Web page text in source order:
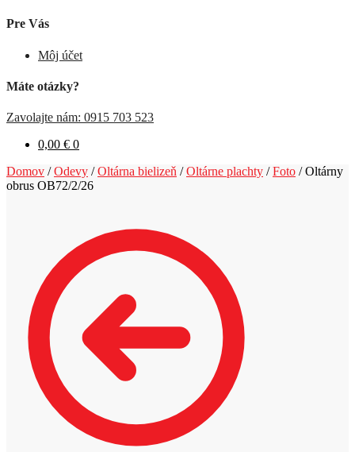
Pre Vás
Môj účet
Máte otázky?
Zavolajte nám: 0915 703 523
0,00 € 0
Domov /Odevy /Oltárna bielizeň /Oltárne plachty /Foto /Oltárny
obrus OB72/2/26